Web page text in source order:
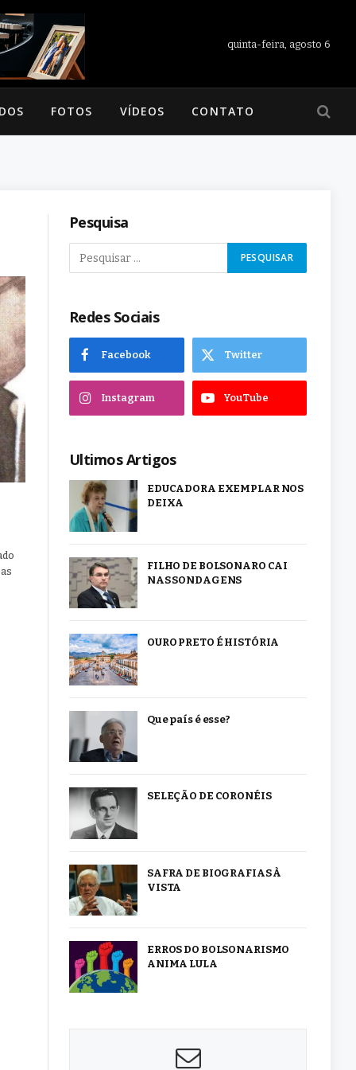
quinta-feira, agosto 6
FOTOS VÍDEOS CONTATO
Pesquisa
Redes Sociais
Facebook Twitter
Instagram YouTube
Ultimos Artigos
EDUCADORA EXEMPLAR NOS
DEIXA
FILHO DE BOLSONARO CAI
NAS SONDAGENS
OURO PRETO É HISTÓRIA
Que país é esse?
SELEÇÃO DE CORONÉIS
SAFRA DE BIOGRAFIAS À
VISTA
ERROS DO BOLSONARISMO
ANIMA LULA